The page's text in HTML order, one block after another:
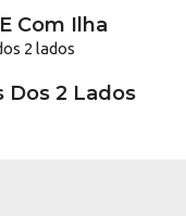
Com Ilha
Dos 2 Lados